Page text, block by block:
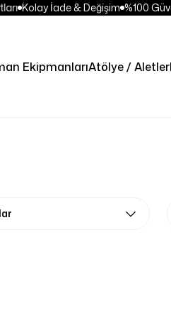
Kolay İade & Değişim %100
EkipmanlarıAtölye / Aletler